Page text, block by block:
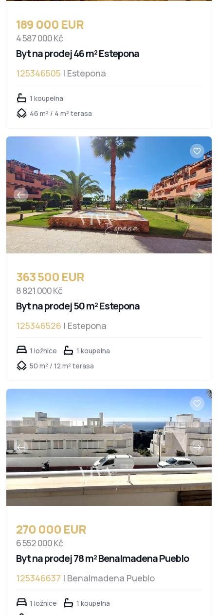
189 000 EUR
4 587 000 Kč
Byt na prodej 46 m² Estepona
125346505 | Estepona
1 koupelna
46 m² / 4 m² terasa
363 500 EUR
8 821 000 Kč
Byt na prodej 50 m² Estepona
125346526 | Estepona
1 ložnice
1 koupelna
50 m² / 12 m² terasa
270 000 EUR
6 552 000 Kč
Byt na prodej 78 m² Benalmadena Pueblo
125346637 | Benalmadena Pueblo
1 ložnice
1 koupelna